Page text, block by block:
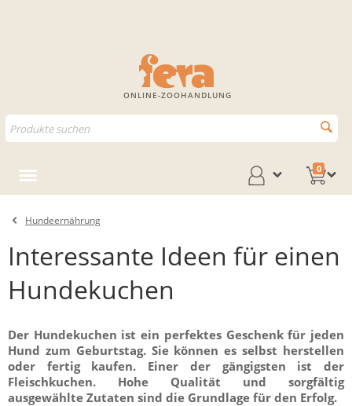
ONLINE-ZOOHANDLUNG
0
Hundeernährung
Interessante Ideen für einen
Hundekuchen
Der Hundekuchen ist ein perfektes Geschenk für jeden
Hund zum Geburtstag. Sie können es selbst herstellen
oder fertig kaufen. Einer der gängigsten ist der
Fleischkuchen. Hohe Qualität und sorgfältig
ausgewählte Zutaten sind die Grundlage für den Erfolg.